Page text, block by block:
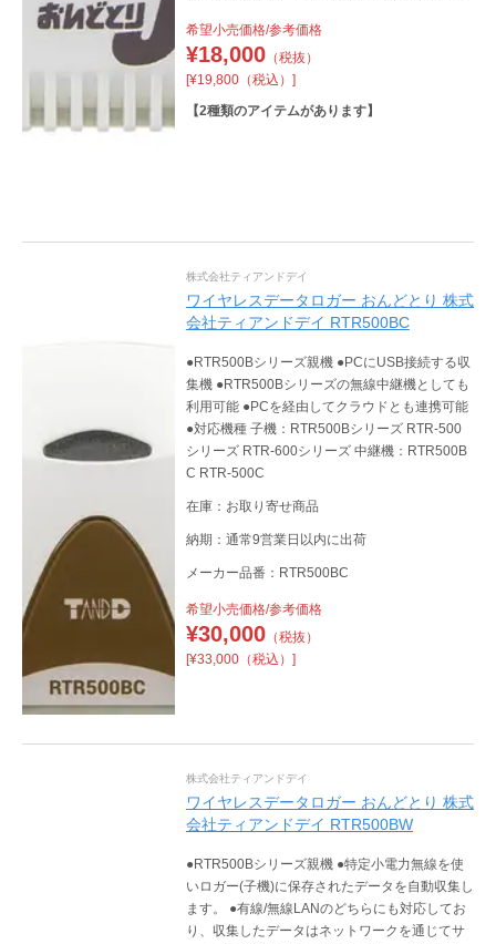
パックを搭載した長期計測対応モデルです。
希望小売価格/参考価格
¥18,000（税抜）
[¥19,800（税込）]
【2種類のアイテムがあります】
株式会社ティアンドデイ
ワイヤレスデータロガー おんどとり 株式
会社ティアンドデイ RTR500BC
●RTR500Bシリーズ親機 ●PCにUSB接続する収
集機 ●RTR500Bシリーズの無線中継機としても
利用可能 ●PCを経由してクラウドとも連携可能
●対応機種 子機：RTR500Bシリーズ RTR-500
シリーズ RTR-600シリーズ 中継機：RTR500B
C RTR-500C
在庫：お取り寄せ商品
納期：通常9営業日以内に出荷
メーカー品番：RTR500BC
希望小売価格/参考価格
¥30,000（税抜）
[¥33,000（税込）]
株式会社ティアンドデイ
ワイヤレスデータロガー おんどとり 株式
会社ティアンドデイ RTR500BW
●RTR500Bシリーズ親機 ●特定小電力無線を使
いロガー(子機)に保存されたデータを自動収集し
ます。 ●有線/無線LANのどちらにも対応してお
り、収集したデータはネットワークを通じてサ